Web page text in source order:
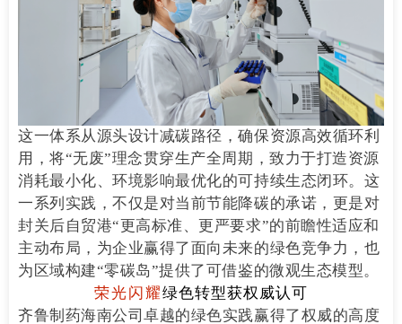
这一体系从源头设计减碳路径，确保资源高效循环利
用，将“无废”理念贯穿生产全周期，致力于打造资源
消耗最小化、环境影响最优化的可持续生态闭环。这
一系列实践，不仅是对当前节能降碳的承诺，更是对
封关后自贸港“更高标准、更严要求”的前瞻性适应和
主动布局，为企业赢得了面向未来的绿色竞争力，也
为区域构建“零碳岛”提供了可借鉴的微观生态模型。
荣光闪耀绿色转型获权威认可
齐鲁制药海南公司卓越的绿色实践赢得了权威的高度